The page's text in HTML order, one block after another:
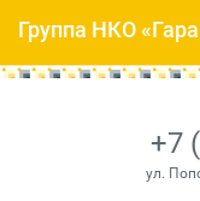
+7
ул.
Группа НКО